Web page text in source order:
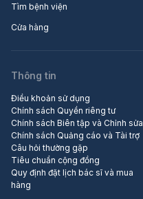
Tìm bệnh viện
Cửa hàng
Thông tin
Điều khoản sử dụng
Chính sách Quyền riêng tư
Chính sách Biên tập và Chỉnh sửa
Chính sách Quảng cáo và Tài trợ
Câu hỏi thường gặp
Tiêu chuẩn cộng đồng
Quy định đặt lịch bác sĩ và mua
hàng